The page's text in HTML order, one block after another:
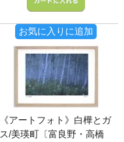
お気に入りに追加
《アートフォト》白樺とガ
ス/美瑛町〔富良野・高橋